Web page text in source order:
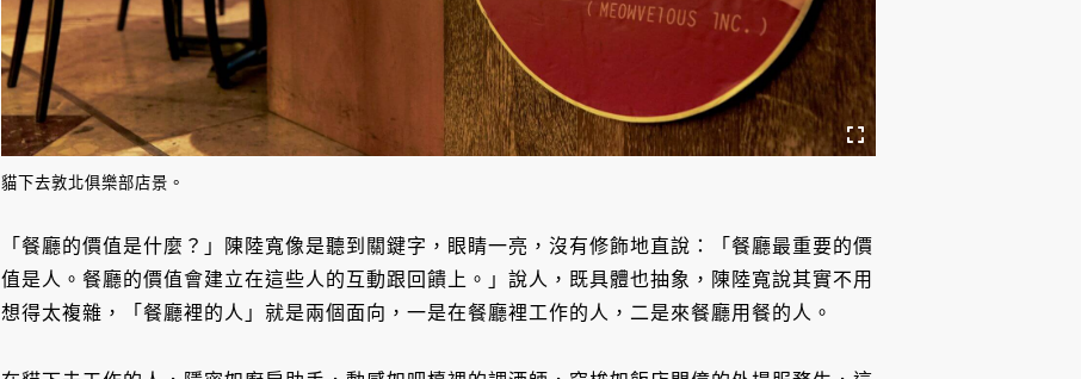
貓下去敦北俱樂部店景。
「餐廳的價值是什麼？」陳陸寬像是聽到關鍵字，眼睛一亮，沒有修飾地直說：「餐廳最重要的價
值是人。餐廳的價值會建立在這些人的互動跟回饋上。」說人，既具體也抽象，陳陸寬說其實不用
想得太複雜，「餐廳裡的人」就是兩個面向，一是在餐廳裡工作的人，二是來餐廳用餐的人。